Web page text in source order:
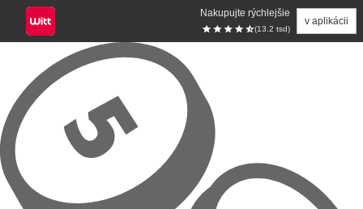
Nakupujte rýchlejšie
(13.2 tsd)
v aplikácii
Prejsť na hlavný obsah